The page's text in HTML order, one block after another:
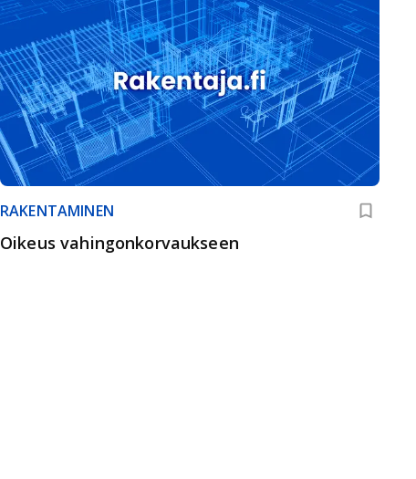
RAKENTAMINEN
Oikeus vahingonkorvaukseen